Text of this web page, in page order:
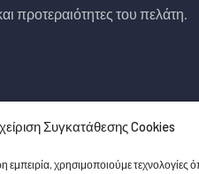
Συγκατάθεσης Cookies
εμπειρία, χρησιμοποιούμε τεχνολογίες
προτεραιότητες του πελάτη.